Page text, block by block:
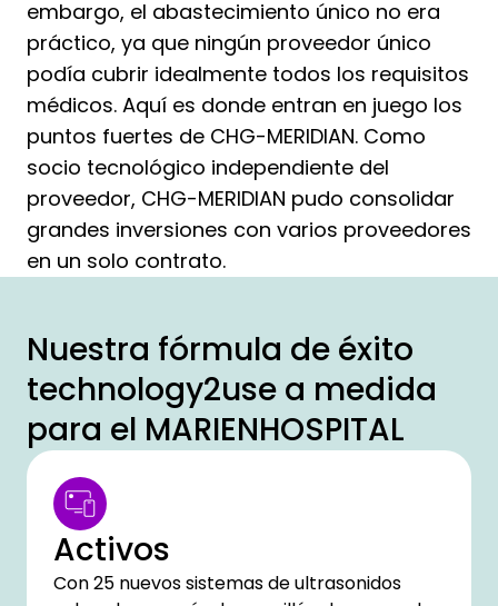
embargo, el abastecimiento único no era
práctico, ya que ningún proveedor único
podía cubrir idealmente todos los requisitos
médicos. Aquí es donde entran en juego los
puntos fuertes de CHG-MERIDIAN. Como
socio tecnológico independiente del
proveedor, CHG-MERIDIAN pudo consolidar
grandes inversiones con varios proveedores
en un solo contrato.
Nuestra fórmula de éxito
technology2use a medida
para el MARIENHOSPITAL
Activos
Con 25 nuevos sistemas de ultrasonidos